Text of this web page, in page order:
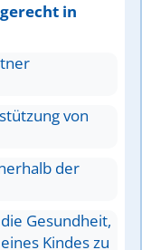
in
von
der
Gesundheit,
Kindes zu